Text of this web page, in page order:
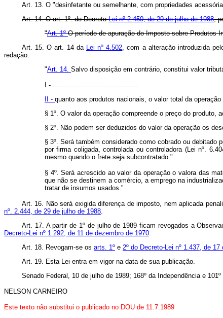
Art. 13. O "desinfetante ou semelhante, com propriedades
Art. 14. O art. 1º. do Decreto-Lei nº 2.450, de 29 de julho de 1988,
"Art. 1ºO período de apuração do Imposto sobre Produtos
Art. 15. O art. 14 da
Lei nº 4.502 , com a alteração introduzida
redação:
"Art. 14. Salvo disposição em contrário, constitui valor
I - ..........................................
II - quanto aos produtos nacionais, o valor total da
§ 1º. O valor da operação compreende o preço do
§ 2º. Não podem ser deduzidos do valor da operação os
§ 3º. Será também considerado como cobrado ou
por firma coligada, controlada ou controladora (Lei nº.
mesmo quando o frete seja subcontratado."
§ 4º. Será acrescido ao valor da operação o valora das
que não se destinem a comércio, a emprego na
tratar de insumos usados."
Art. 16. Não será exigida diferença de imposto, nem aplicada
nº. 2.444, de 29 de julho de 1988
Art. 17. A partir de 1º de julho de 1989 ficam revogados a
Decreto-Lei nº 1.292, de 11 de dezembro de 1970
Art. 18. Revogam-se os arts. 1º e 2º do Decreto-Lei nº 1.437, de
Art. 19. Esta Lei entra em vigor na data de sua publicação.
Senado Federal, 10 de julho de 1989; 168º da Independência e 101º
NELSON CARNEIRO
Este texto não substitui o publicado no DOU de 11.7.1989